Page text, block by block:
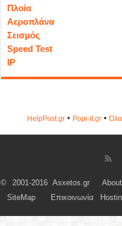
Πλοία
Αεροπλάνα
Σεισμός
Speed Test
IP
HelpPost.gr• Popi-it.gr•Όλα
© 2001-2016 Asxetos.gr
SiteMap
Επικοινωνία